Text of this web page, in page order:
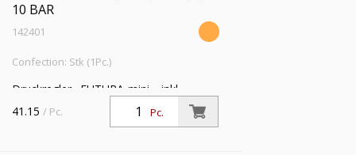
10 BAR
142401
Confection: Stk (1Pc.)
Druckregler »FUTURA-mini«, inkl.
Kompaktmanometer, BG 0, G 1/4, PE
max. 12 bar, Temp. -10 °C bis 50 °C,
Pc.
41.15 / Pc.